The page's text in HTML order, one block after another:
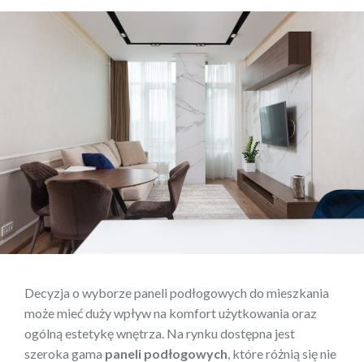
Decyzja o wyborze paneli podłogowych do mieszkania
może mieć duży wpływ na komfort użytkowania oraz
ogólną estetykę wnętrza. Na rynku dostępna jest
szeroka gama paneli podłogowych , które różnią się nie